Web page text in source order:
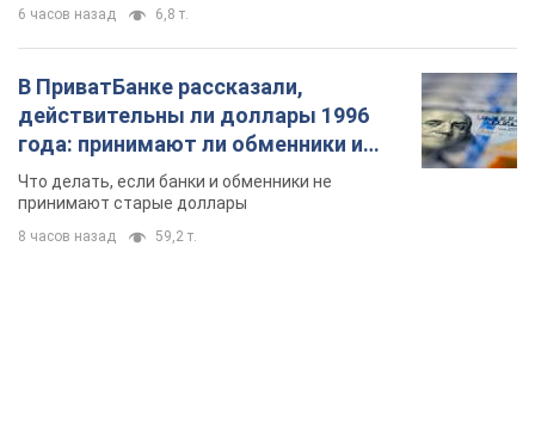
6 часов назад 6,8 т.
В ПриватБанке рассказали,
действительны ли доллары 1996
года: принимают ли обменники и
банки такие купюры
Что делать, если банки и обменники не
принимают старые доллары
8 часов назад 59,2 т.